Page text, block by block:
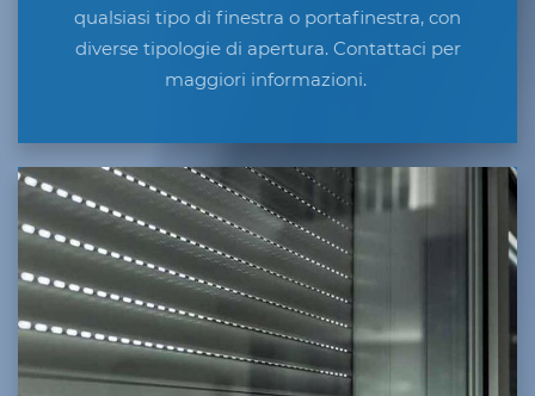
qualsiasi tipo di finestra o portafinestra, con
diverse tipologie di apertura. Contattaci per
maggiori informazioni.